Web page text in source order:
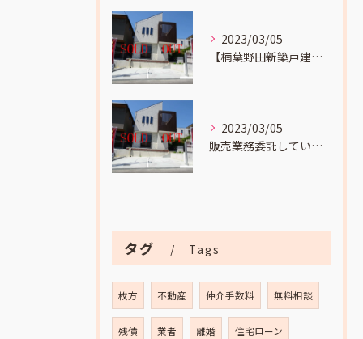
2023/03/05
【楠葉野田新築戸建成約】までの流れをお伝えします。
2023/03/05
販売業務委託していました
タグ Tags
枚方 不動産 仲介手数料 無料相談
残債 業者 離婚 住宅ローン